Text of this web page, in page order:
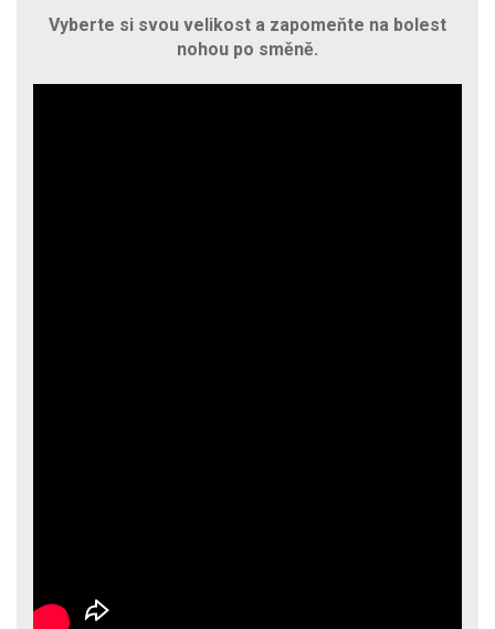
Vyberte si svou velikost a zapomeňte na bolest
nohou po směně.